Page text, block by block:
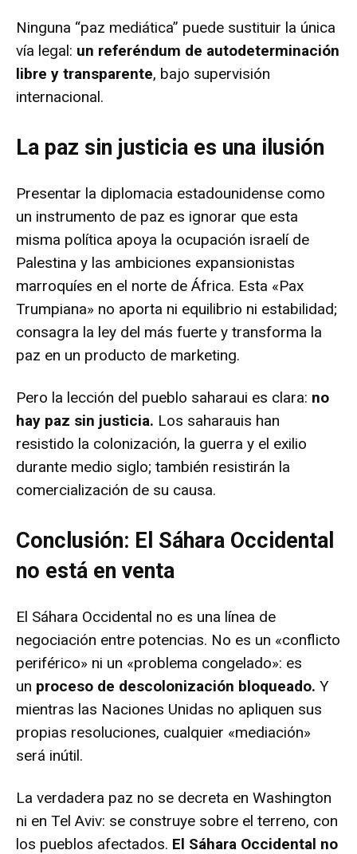
Ninguna “paz mediática” puede sustituir la única
vía legal: un referéndum de autodeterminación
libre y transparente, bajo supervisión
internacional.
La paz sin justicia es una ilusión
Presentar la diplomacia estadounidense como
un instrumento de paz es ignorar que esta
misma política apoya la ocupación israelí de
Palestina y las ambiciones expansionistas
marroquíes en el norte de África. Esta «Pax
Trumpiana» no aporta ni equilibrio ni estabilidad;
consagra la ley del más fuerte y transforma la
paz en un producto de marketing.
Pero la lección del pueblo saharaui es clara: no
hay paz sin justicia. Los saharauis han
resistido la colonización, la guerra y el exilio
durante medio siglo; también resistirán la
comercialización de su causa.
Conclusión: El Sáhara Occidental
no está en venta
El Sáhara Occidental no es una línea de
negociación entre potencias. No es un «conflicto
periférico» ni un «problema congelado»: es
un proceso de descolonización bloqueado. Y
mientras las Naciones Unidas no apliquen sus
propias resoluciones, cualquier «mediación»
será inútil.
La verdadera paz no se decreta en Washington
ni en Tel Aviv: se construye sobre el terreno, con
los pueblos afectados. El Sáhara Occidental no